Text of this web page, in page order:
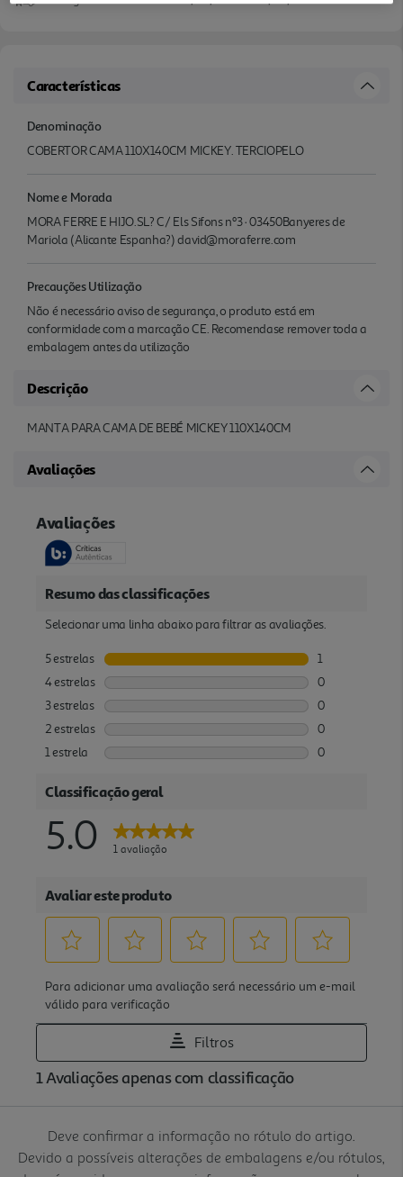
Características
Denominação
COBERTOR CAMA 110X140CM MICKEY. TERCIOPELO
Nome e Morada
MORA FERRE E HIJO.SL? C/ Els Sifons nº3 · 03450Banyeres de
Mariola (Alicante Espanha?) david@moraferre.com
Precauções Utilização
Não é necessário aviso de segurança, o produto está em
conformidade com a marcação CE. Recomendase remover toda a
embalagem antes da utilização
Descrição
MANTA PARA CAMA DE BEBÉ MICKEY 110X140CM
Avaliações
Deve confirmar a informação no rótulo do artigo.
Devido a possíveis alterações de embalagens e/ou rótulos,